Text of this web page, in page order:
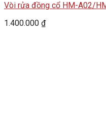
Vòi rửa đồng cổ HM-A02/
1.400.000 ₫